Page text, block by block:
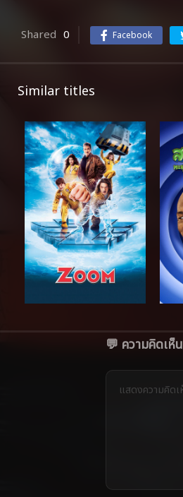
Shared 0 Facebook
Similar titles
💬 ความคิดเห็น